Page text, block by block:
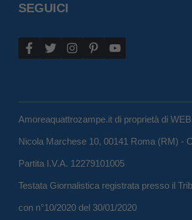
SEGUICI
Amoreaquattrozampe.it di proprietà di
Nicola Marchese 10, 00141 Roma (RM) -
Partita I.V.A. 12279101005
Testata Giornalistica registrata presso il
con n°10/2020 del 30/01/2020